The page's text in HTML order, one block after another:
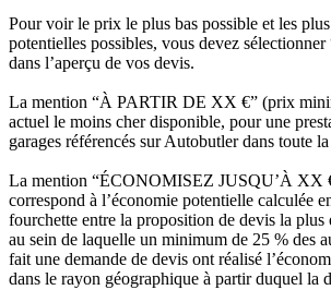
Pour voir le prix le plus bas possible et les
potentielles possibles, vous devez sélectionner
dans l’aperçu de vos devis.
La mention “À PARTIR DE XX €” (prix
actuel le moins cher disponible, pour une
garages référencés sur Autobutler dans toute
La mention “ÉCONOMISEZ JUSQU’À XX
correspond à l’économie potentielle calculée
fourchette entre la proposition de devis la plus
au sein de laquelle un minimum de 25 % des
fait une demande de devis ont réalisé
dans le rayon géographique à partir duquel la